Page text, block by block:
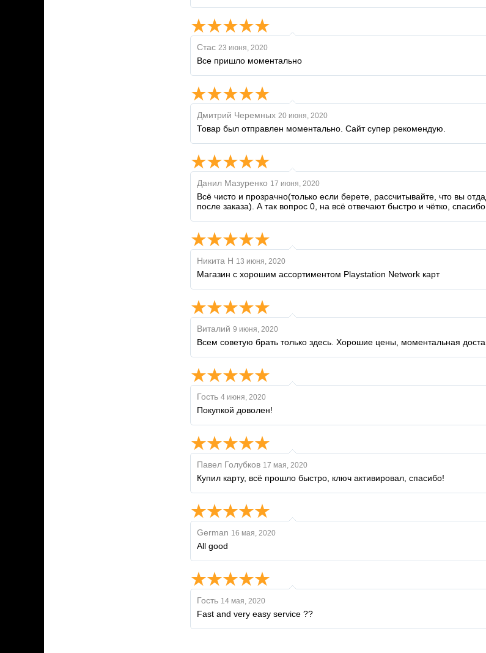
Стас 23 июня, 2020
Все пришло моментально
Дмитрий Черемных 20 июня, 2020
Товар был отправлен моментально. Сайт супер рекомендую.
Данил Мазуренко 17 июня, 2020
Всё чисто и прозрачно(только если берете, рассчитывайте, что вы
после заказа). А так вопрос 0, на всё отвечают быстро и чётко,
Никита Н 13 июня, 2020
Магазин с хорошим ассортиментом Playstation Network карт
Виталий 9 июня, 2020
Всем советую брать только здесь. Хорошие цены, моментальная
Гость 4 июня, 2020
Покупкой доволен!
Павел Голубков 17 мая, 2020
Купил карту, всё прошло быстро, ключ активировал, спасибо!
German 16 мая, 2020
All good
Гость 14 мая, 2020
Fast and very easy service ??